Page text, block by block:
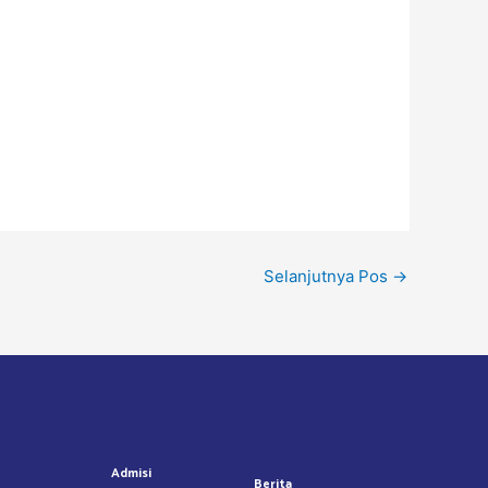
Selanjutnya Pos →
Admisi